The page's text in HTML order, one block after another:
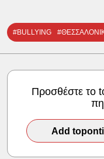
#BULLYING
Προσθέστε το
Add